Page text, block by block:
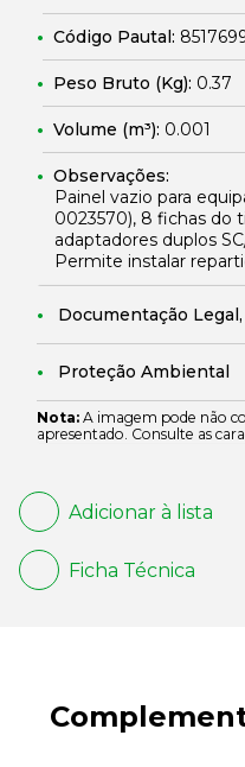
Código Pautal:
Peso Bruto (Kg): 0.37
Volume (m³): 0.001
Observações:
Painel vazio para
0023570), 8 fichas do
adaptadores duplos
Permite instalar
Documentação
Proteção Ambiental
Nota: A imagem pode não
apresentado. Consulte as
Adicionar à lista
Ficha Técnica